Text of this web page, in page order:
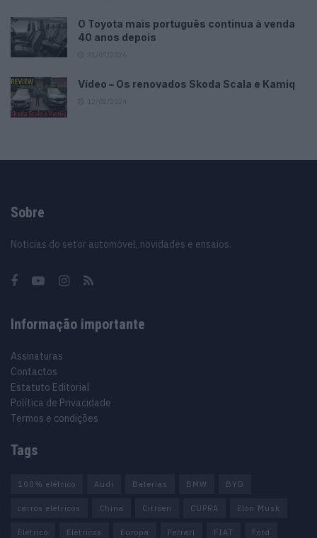
O Toyota mais português continua à venda
40 anos depois
Vídeo – Os renovados Skoda Scala e Kamiq
Sobre
Noticias do setor automóvel, novidades e ensaios.
Informação importante
Assinaturas
Contactos
Estatuto Editorial
Política de Privacidade
Termos e condições
Tags
100% elétrico Audi Baterias BMW BYD
carros elétricos China Citröen CUPRA Elon Musk
Elétrico Elétricos Europa Ferrari FIAT Ford